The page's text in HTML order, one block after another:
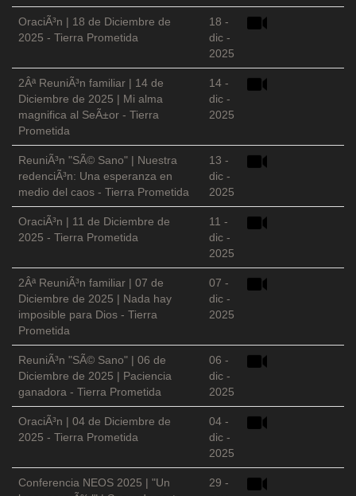
OraciÃ³n | 18 de Diciembre de
2025 - Tierra Prometida
18 -
dic -
2025
2Âª ReuniÃ³n familiar | 14 de
Diciembre de 2025 | Mi alma
magnifica al SeÃ±or - Tierra
Prometida
14 -
dic -
2025
ReuniÃ³n "SÃ© Sano" | Nuestra
redenciÃ³n: Una esperanza en
medio del caos - Tierra Prometida
13 -
dic -
2025
OraciÃ³n | 11 de Diciembre de
2025 - Tierra Prometida
11 -
dic -
2025
2Âª ReuniÃ³n familiar | 07 de
Diciembre de 2025 | Nada hay
imposible para Dios - Tierra
Prometida
07 -
dic -
2025
ReuniÃ³n "SÃ© Sano" | 06 de
Diciembre de 2025 | Paciencia
ganadora - Tierra Prometida
06 -
dic -
2025
OraciÃ³n | 04 de Diciembre de
2025 - Tierra Prometida
04 -
dic -
2025
Conferencia NEOS 2025 | "Un
29 -